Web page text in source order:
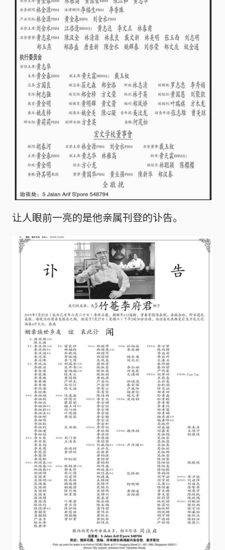
让人眼前一亮的是他亲属刊登的讣告。